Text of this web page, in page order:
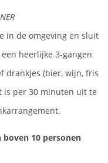
in de omgeving en sluit
heerlijke 3-gangen
drankjes (bier, wijn, fris
is per 30 minuten uit te
10 personen